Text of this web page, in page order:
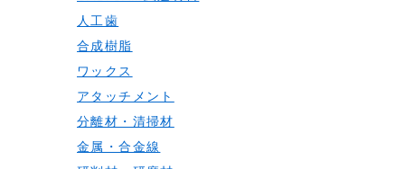
人工歯
合成樹脂
ワックス
アタッチメント
分離材・清掃材
金属・合金線